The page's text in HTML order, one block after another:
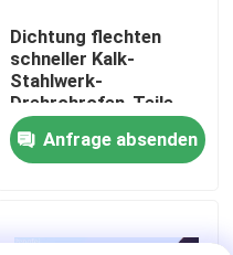
Dichtung flechten
schneller Kalk-
Stahlwerk-
Drehrohrofen-Teile
Anfrage absenden